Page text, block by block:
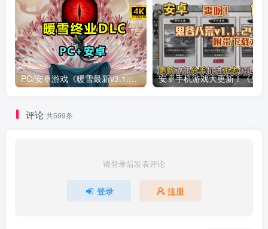
PC/安卓游戏《暖雪最新v3.1.0.1》终业DLC整合版！
评论 共599条
请登录后发表评论
登录 注册